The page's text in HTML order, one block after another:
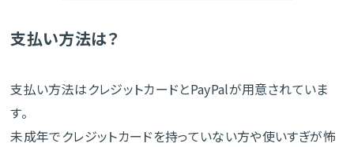
支払い方法は？
支払い方法はクレジットカードとPayPalが用意されていま
す。
未成年でクレジットカードを持っていない方や使いすぎが怖